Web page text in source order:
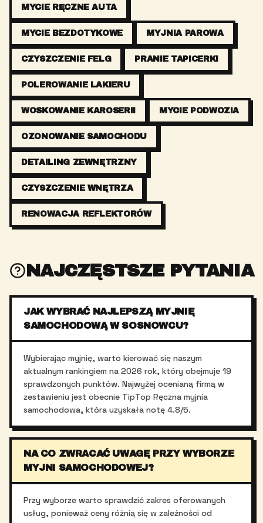
MYCIE RĘCZNE AUTA
MYCIE BEZDOTYKOWE MYJNIA PAROWA
CZYSZCZENIE FELG PRANIE TAPICERKI
POLEROWANIE LAKIERU
WOSKOWANIE KAROSERII MYCIE PODWOZIA
OZONOWANIE SAMOCHODU
DETAILING ZEWNĘTRZNY
CZYSZCZENIE WNĘTRZA
RENOWACJA REFLEKTORÓW
NAJCZĘSTSZE PYTANIA
JAK WYBRAĆ NAJLEPSZĄ MYJNIĘ
SAMOCHODOWĄ W SOSNOWCU?
Wybierając myjnię, warto kierować się naszym
aktualnym rankingiem na 2026 rok, który obejmuje 19
sprawdzonych punktów. Najwyżej ocenianą firmą w
zestawieniu jest obecnie TipTop Ręczna myjnia
samochodowa, która uzyskała notę 4.8/5.
NA CO ZWRACAĆ UWAGĘ PRZY WYBORZE
MYJNI SAMOCHODOWEJ?
Przy wyborze warto sprawdzić zakres oferowanych
usług, ponieważ ceny różnią się w zależności od